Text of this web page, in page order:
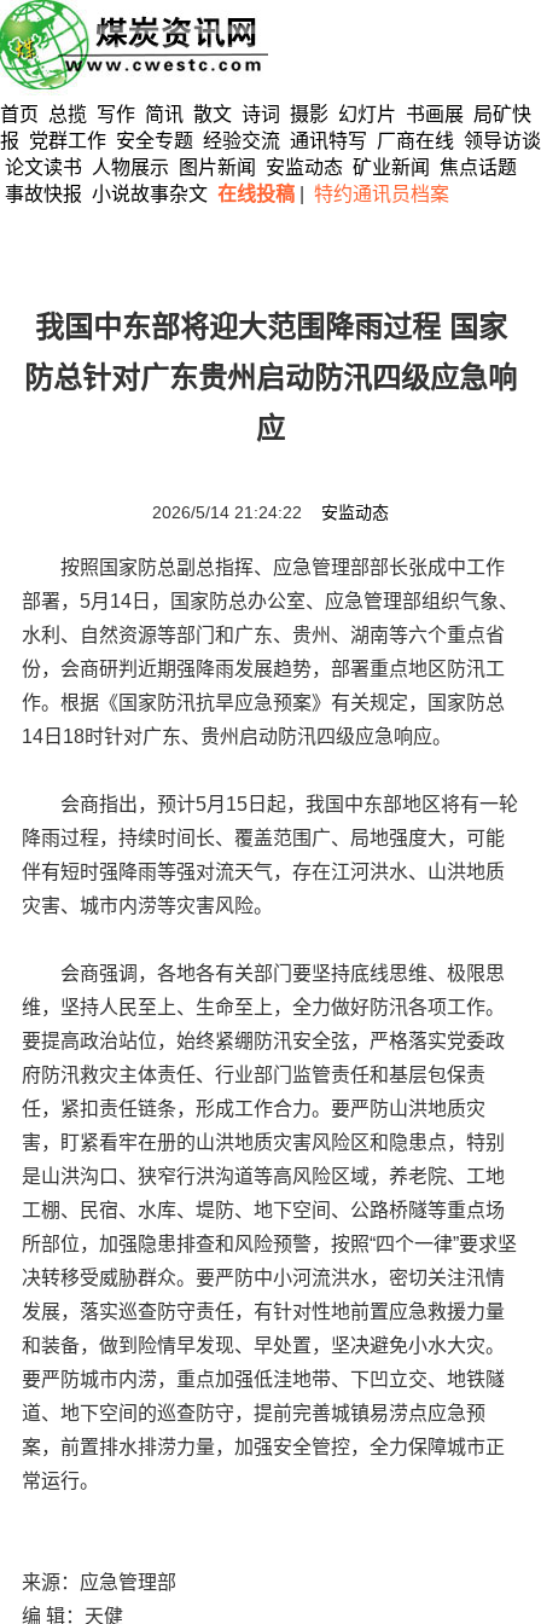
首页 总揽 写作 简讯 散文 诗词 摄影 幻灯片 书画展 局矿快
报 党群工作 安全专题 经验交流 通讯特写 厂商在线 领导访谈
论文读书
人物展示 图片新闻 安监动态 矿业新闻
焦点话题
事故快报 小说故事杂文 在线投稿 特约通讯员档案
我国中东部将迎大范围降雨过程 国家
防总针对广东贵州启动防汛四级应急响
应
2026/5/14 21:24:22 安监动态
按照国家防总副总指挥、应急管理部部长张成中工作
部署，5月14日，国家防总办公室、应急管理部组织气象、
水利、自然资源等部门和广东、贵州、湖南等六个重点省
份，会商研判近期强降雨发展趋势，部署重点地区防汛工
作。根据《国家防汛抗旱应急预案》有关规定，国家防总
14日18时针对广东、贵州启动防汛四级应急响应。
会商指出，预计5月15日起，我国中东部地区将有一轮
降雨过程，持续时间长、覆盖范围广、局地强度大，可能
伴有短时强降雨等强对流天气，存在江河洪水、山洪地质
灾害、城市内涝等灾害风险。
会商强调，各地各有关部门要坚持底线思维、极限思
维，坚持人民至上、生命至上，全力做好防汛各项工作。
要提高政治站位，始终紧绷防汛安全弦，严格落实党委政
府防汛救灾主体责任、行业部门监管责任和基层包保责
任，紧扣责任链条，形成工作合力。要严防山洪地质灾
害，盯紧看牢在册的山洪地质灾害风险区和隐患点，特别
是山洪沟口、狭窄行洪沟道等高风险区域，养老院、工地
工棚、民宿、水库、堤防、地下空间、公路桥隧等重点场
所部位，加强隐患排查和风险预警，按照“四个一律”要求坚
决转移受威胁群众。要严防中小河流洪水，密切关注汛情
发展，落实巡查防守责任，有针对性地前置应急救援力量
和装备，做到险情早发现、早处置，坚决避免小水大灾。
要严防城市内涝，重点加强低洼地带、下凹立交、地铁隧
道、地下空间的巡查防守，提前完善城镇易涝点应急预
案，前置排水排涝力量，加强安全管控，全力保障城市正
常运行。
来源：应急管理部
编 辑：天健